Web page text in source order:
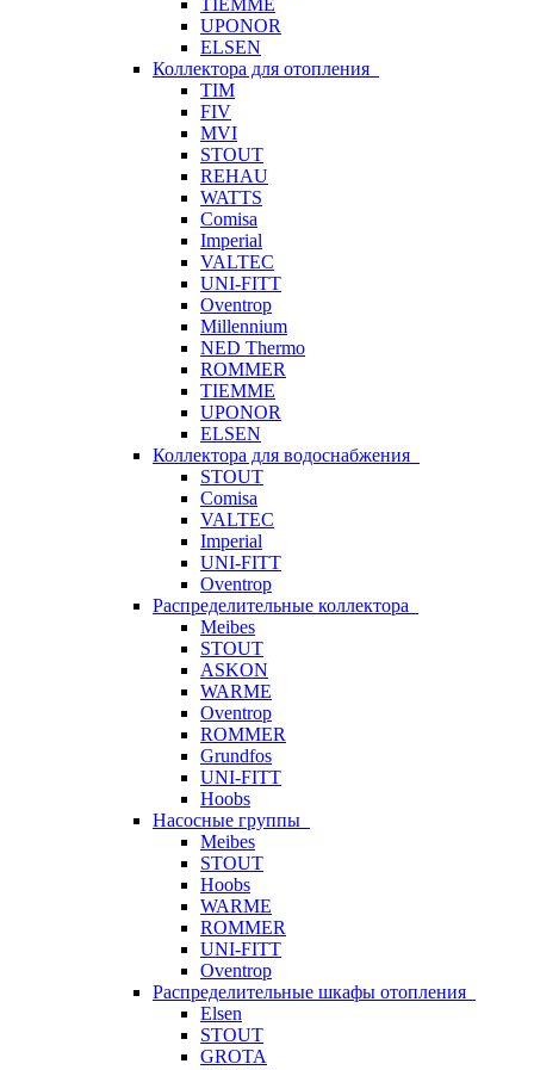
TIEMME
UPONOR
ELSEN
Коллектора для отопления
TIM
FIV
MVI
STOUT
REHAU
WATTS
Comisa
Imperial
VALTEC
UNI-FITT
Oventrop
Millennium
NED Thermo
ROMMER
TIEMME
UPONOR
ELSEN
Коллектора для водоснабжения
STOUT
Comisa
VALTEC
Imperial
UNI-FITT
Oventrop
Распределительные коллектора
Meibes
STOUT
ASKON
WARME
Oventrop
ROMMER
Grundfos
UNI-FITT
Hoobs
Насосные группы
Meibes
STOUT
Hoobs
WARME
ROMMER
UNI-FITT
Oventrop
Распределительные шкафы отопления
Elsen
STOUT
GROTA